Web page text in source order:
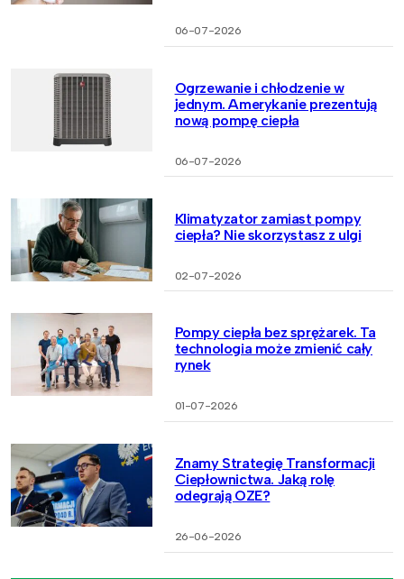
06-07-2026
Ogrzewanie i chłodzenie w
jednym. Amerykanie prezentują
nową pompę ciepła
06-07-2026
Klimatyzator zamiast pompy
ciepła? Nie skorzystasz z ulgi
02-07-2026
Pompy ciepła bez sprężarek. Ta
technologia może zmienić cały
rynek
01-07-2026
Znamy Strategię Transformacji
Ciepłownictwa. Jaką rolę
odegrają OZE?
26-06-2026